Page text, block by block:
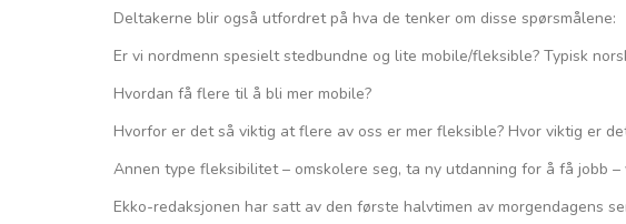
Deltakerne blir også utfordret på hva de tenker om disse spørsmålene:
Er vi nordmenn spesielt stedbundne og lite mobile/fleksible? Typisk
Hvordan få flere til å bli mer mobile?
Hvorfor er det så viktig at flere av oss er mer fleksible? Hvor viktig er
Annen type fleksibilitet – omskolere seg, ta ny utdanning for å få jobb
Ekko-redaksjonen har satt av den første halvtimen av morgendagens